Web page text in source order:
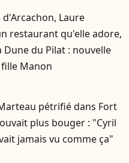
d'Arcachon, Laure
restaurant qu'elle adore,
Dune du Pilat : nouvelle
Manon
pétrifié dans Fort
plus bouger : "Cyril
jamais vu comme ça"